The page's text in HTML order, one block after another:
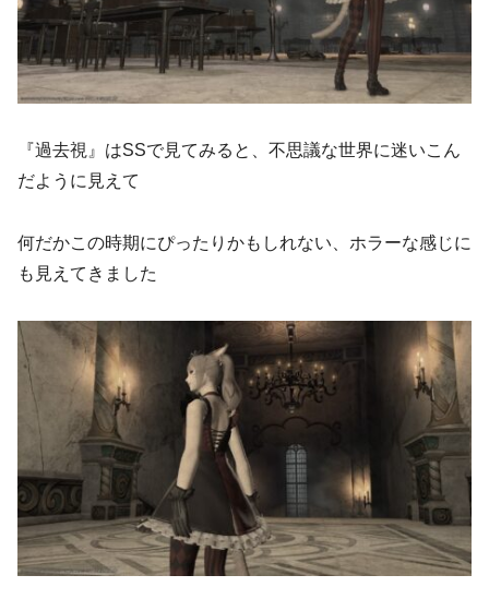
『過去視』はSSで見てみると、不思議な世界に迷いこん
だように見えて
何だかこの時期にぴったりかもしれない、ホラーな感じに
も見えてきました